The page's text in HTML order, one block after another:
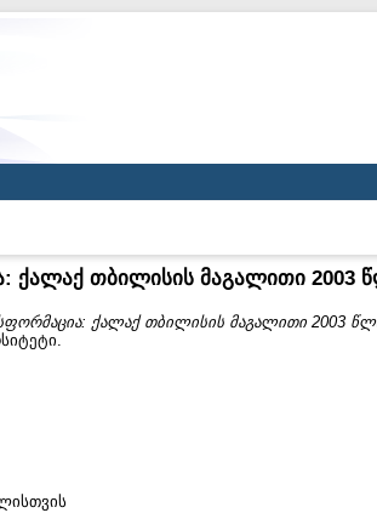
ქალაქ თბილისის მაგალითი 2003
ქალაქ თბილისის მაგალითი 2003